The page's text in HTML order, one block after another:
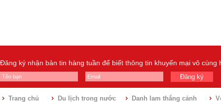
Đăng ký nhận bản tin hàng tuần để biết thông tin khuyến mại vô cùng
Đăng ký
Trang chủ
Du lịch trong nước
Danh lam thắng cảnh